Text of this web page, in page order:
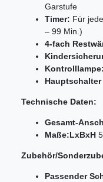
Garstufe
Timer: Für
– 99 Min.)
4-fach
Kontrolllampe:
Technische Daten:
Gesamt-
Maße:LxBxH
Zubehör/
Passender